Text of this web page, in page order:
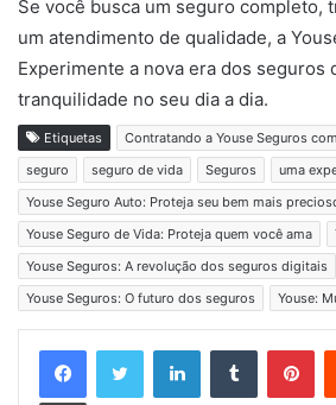
Se você busca um seguro completo,
um atendimento de qualidade, a
Experimente a nova era dos seguros
tranquilidade no seu dia a dia.
Etiquetas
Contratando a Youse Seguros
seguro
seguro de vida Seguros uma
Youse Seguro Auto: Proteja seu bem mais
Youse Seguro de Vida: Proteja quem você ama
Youse Seguros: A revolução dos seguros digitais
Youse Seguros: O futuro dos seguros
Youse: